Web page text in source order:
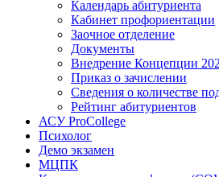
Календарь абитуриента
Кабинет профориентации
Заочное отделение
Документы
Внедрение Концепции
Приказ о зачислении
Сведения о количестве
Рейтинг абитуриентов
АСУ ProCollege
Психолог
Демо экзамен
МЦПК